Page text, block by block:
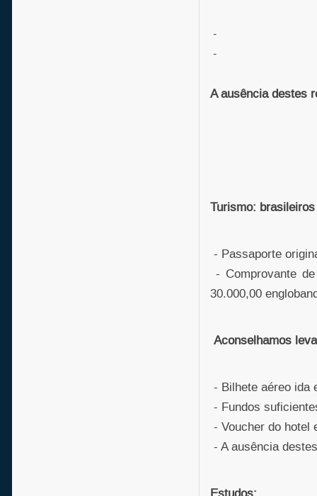
-
-
A ausência destes
Turismo:
- Passaporte
- Comprovante
30.000,00
Aconselhamos
- Bilhete aéreo ida
- Fundos
- Voucher do hotel
- A ausência
Estudos: